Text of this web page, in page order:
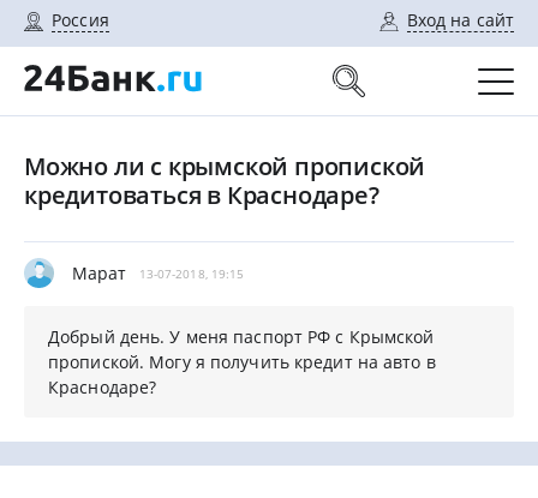
Россия Вход на сайт
Можно ли с крымской пропиской
кредитоваться в Краснодаре?
Марат 13-07-2018, 19:15
Добрый день. У меня паспорт РФ с Крымской
пропиской. Могу я получить кредит на авто в
Краснодаре?